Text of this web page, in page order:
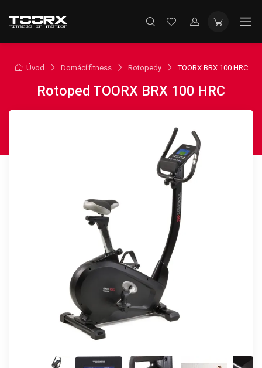
Úvod Domácí fitness Rotopedy TOORX BRX 100 HRC
Rotoped TOORX BRX 100 HRC